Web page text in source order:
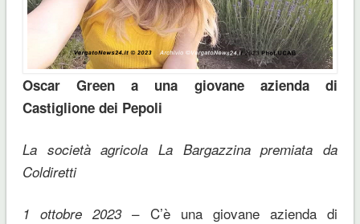
Oscar Green a una giovane azienda di
Castiglione dei Pepoli
La società agricola La Bargazzina premiata da
Coldiretti
1 ottobre 2023– C’è una giovane azienda di